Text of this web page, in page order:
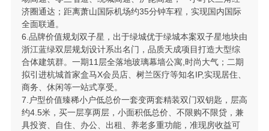
济圈通达；距离萧山国际机场约35分钟车程，实现国内国际
全面联通。
6.品牌价值规划双子星，出于绿城优于绿城本案双子星地块由
浙江蓝绿双层规划设计系出名门，品质天成项目打造大型综
合体建筑群。一期11层全落地玻璃幕墙公寓,时尚大气；二期
拟引进杭城首家盒马X会员店、树兰医疗等知名IP,实现居住、
商务、休闲等一站式享受。
7.户型价值臻稀小户低总价一套变两套精装双门双钥匙，层高
约4.5米，买一层享两层，小面积低总价、不限购不限贷，兼
具投资、自住、办公、出租、养老多重功能，准现房收益可